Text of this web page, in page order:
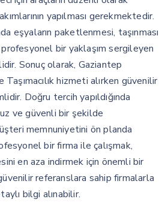
yapılması gerekmektedir.
eşyaların paketlenmesi, taşınması
bir yaklaşım sergileyen
Sonuç olarak, Gaziantep
hizmeti alırken güvenilir
Doğru tercih yapıldığında
ve güvenli bir şekilde
memnuniyetini ön planda
bir firma ile çalışmak,
en aza indirmek için önemli bir
referanslara sahip firmalarla
bilgi alınabilir.